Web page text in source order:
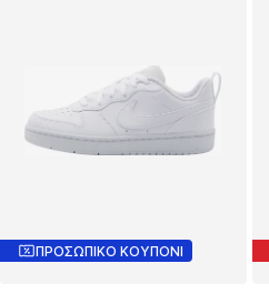
ΠΡΟΣΩΠΙΚΟ ΚΟΥΠΟΝΙ